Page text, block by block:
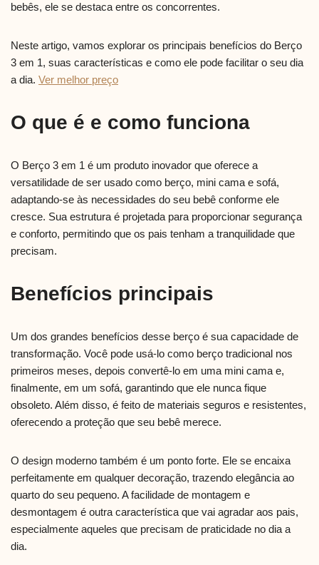
bebês, ele se destaca entre os concorrentes.
Neste artigo, vamos explorar os principais benefícios do Berço
3 em 1, suas características e como ele pode facilitar o seu dia
a dia. Ver melhor preço
O que é e como funciona
O Berço 3 em 1 é um produto inovador que oferece a
versatilidade de ser usado como berço, mini cama e sofá,
adaptando-se às necessidades do seu bebê conforme ele
cresce. Sua estrutura é projetada para proporcionar segurança
e conforto, permitindo que os pais tenham a tranquilidade que
precisam.
Benefícios principais
Um dos grandes benefícios desse berço é sua capacidade de
transformação. Você pode usá-lo como berço tradicional nos
primeiros meses, depois convertê-lo em uma mini cama e,
finalmente, em um sofá, garantindo que ele nunca fique
obsoleto. Além disso, é feito de materiais seguros e resistentes,
oferecendo a proteção que seu bebê merece.
O design moderno também é um ponto forte. Ele se encaixa
perfeitamente em qualquer decoração, trazendo elegância ao
quarto do seu pequeno. A facilidade de montagem e
desmontagem é outra característica que vai agradar aos pais,
especialmente aqueles que precisam de praticidade no dia a
dia.